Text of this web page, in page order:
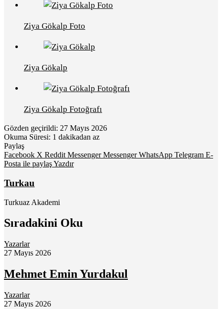
Ziya Gökalp Foto
Ziya Gökalp
Ziya Gökalp Fotoğrafı
Gözden geçirildi: 27 Mayıs 2026
Okuma Süresi: 1 dakikadan az
Paylaş
Facebook X Reddit Messenger Messenger WhatsApp Telegram E-
Posta ile paylaşYazdır
Turkau
Turkuaz Akademi
Sıradakini Oku
Yazarlar
27 Mayıs 2026
Mehmet Emin Yurdakul
Yazarlar
27 Mayıs 2026